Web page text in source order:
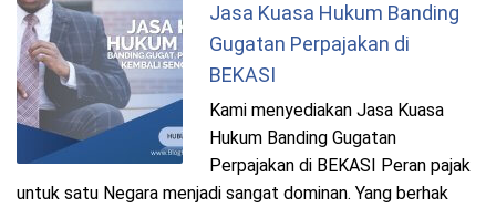
Jasa Kuasa Hukum Banding
Gugatan Perpajakan di
BEKASI
Kami menyediakan Jasa Kuasa
Hukum Banding Gugatan
Perpajakan di BEKASI Peran pajak
untuk satu Negara menjadi sangat dominan. Yang berhak